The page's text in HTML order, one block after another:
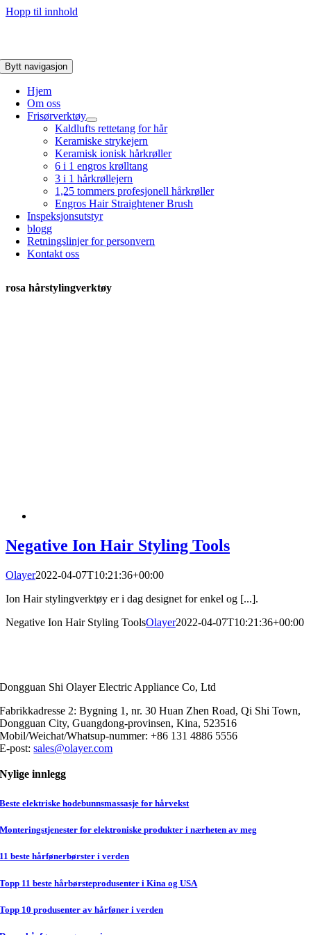
Hopp til innhold
Bytt navigasjon
Hjem
Om oss
Frisørverktøy
Kaldlufts rettetang for hår
Keramiske strykejern
Keramisk ionisk hårkrøller
6 i 1 engros krølltang
3 i 1 hårkrøllejern
1,25 tommers profesjonell hårkrøller
Engros Hair Straightener Brush
Inspeksjonsutstyr
blogg
Retningslinjer for personvern
Kontakt oss
rosa hårstylingverktøy
Negative Ion Hair Styling Tools
Olayer2022-04-07T10:21:36+00:00
Ion Hair stylingverktøy er i dag designet for enkel og [...].
Negative Ion Hair Styling ToolsOlayer2022-04-07T10:21:36+00:00
Dongguan Shi Olayer Electric Appliance Co, Ltd
Fabrikkadresse 2: Bygning 1, nr. 30 Huan Zhen Road, Qi Shi Town,
Dongguan City, Guangdong-provinsen, Kina, 523516
Mobil/Weichat/Whatsup-nummer: +86 131 4886 5556
E-post:sales@olayer.com
Nylige innlegg
Beste elektriske hodebunnsmassasje for hårvekst
Monteringstjenester for elektroniske produkter i nærheten av meg
11 beste hårfønerbørster i verden
Topp 11 beste hårbørsteprodusenter i Kina og USA
Topp 10 produsenter av hårføner i verden